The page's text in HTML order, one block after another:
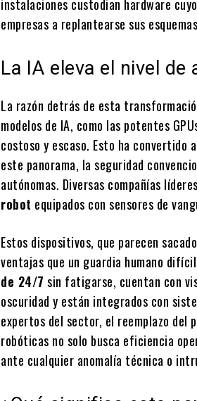
instalaciones custodian hardware
empresas a replantearse sus
La IA eleva el nivel de
La razón detrás de esta
modelos de IA, como las potentes
costoso y escaso. Esto ha
este panorama, la seguridad
autónomas. Diversas compañías
robot equipados con sensores de
Estos dispositivos, que parecen
ventajas que un guardia humano
de 24/7 sin fatigarse, cuentan con
oscuridad y están integrados con
expertos del sector, el reemplazo del
robóticas no solo busca eficiencia
ante cualquier anomalía técnica o